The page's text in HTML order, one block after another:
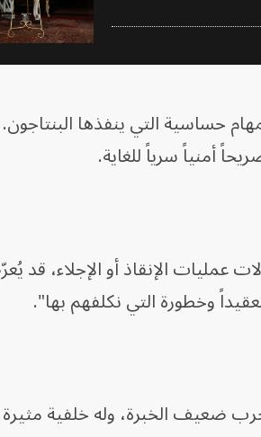
حساسية التي ينفذها
أمنياً سرياً للغاية.
عمليات الإنقاذ أو الإجلاء،
وخطورة التي نكلفهم بها".
ضعيف الخبرة، وله خلفية